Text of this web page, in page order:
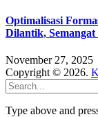
Optimalisasi
Dilantik,
November 27, 2025
Copyright © 2026.
Type above and